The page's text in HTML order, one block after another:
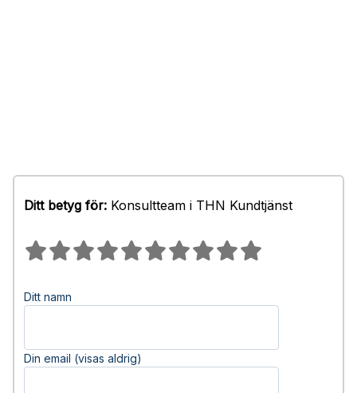
Ditt betyg för: Konsultteam i THN Kundtjänst
Ditt namn
Din email (visas aldrig)